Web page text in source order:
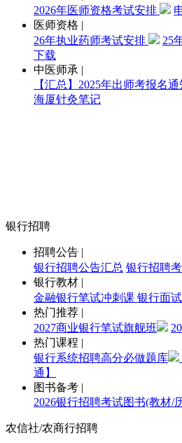
2026年医师资格考试安排
医师资格 |
26年执业药师考试安排
25
下载
中医师承 |
【汇总】2025年出师考报名
海厦针灸笔记
银行招聘
招聘公告 |
银行招聘公告汇总 银行招聘
银行教材 |
金融银行笔试冲刺课 银行面
热门推荐 |
2027商业银行笔试旗舰班
热门课程 |
银行系统招聘高分必做题库
通】
图书备考 |
2026银行招聘考试图书(教材/
农信社/农商行招聘